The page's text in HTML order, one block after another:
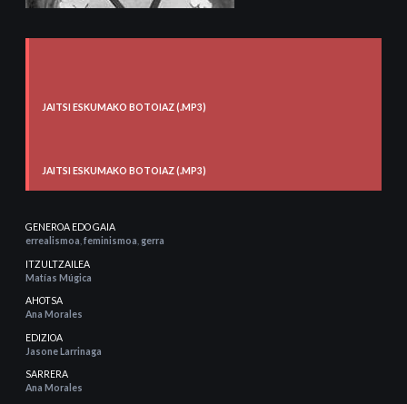
JAITSI ESKUMAKO BOTOIAZ (.MP3)
JAITSI ESKUMAKO BOTOIAZ (.MP3)
GENEROA EDO GAIA
errealismoa feminismoa gerra
ITZULTZAILEA
Matías Múgica
AHOTSA
Ana Morales
EDIZIOA
Jasone Larrinaga
SARRERA
Ana Morales